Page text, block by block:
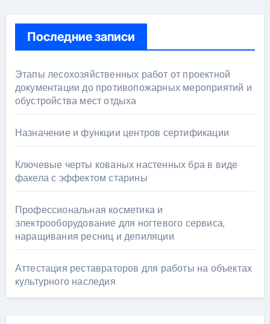
Последние записи
Этапы лесохозяйственных работ от проектной
документации до противопожарных мероприятий и
обустройства мест отдыха
Назначение и функции центров сертификации
Ключевые черты кованых настенных бра в виде
факела с эффектом старины
Профессиональная косметика и
электрооборудование для ногтевого сервиса,
наращивания ресниц и депиляции
Аттестация реставраторов для работы на объектах
культурного наследия